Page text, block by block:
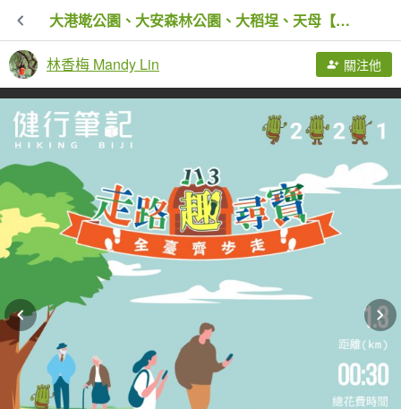
大港墘公園、大安森林公園、大稻埕、天母【走路趣尋寶】【臺北健走趣】
林香梅 Mandy Lin 關注他